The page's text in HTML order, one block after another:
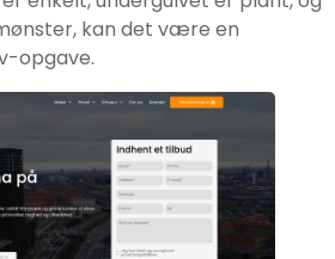
kan det være en
opgave.